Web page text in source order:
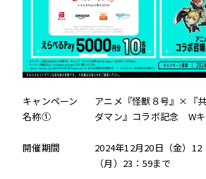
キャンペーン
名称①
アニメ『怪獣８号』×『
ダマン』コラボ記念 Wキ
開催期間
2024年12月20日（金）12
（月）23：59まで